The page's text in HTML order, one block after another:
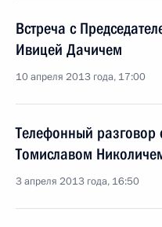
Встреча с
Ивицей Дачичем
10 апреля 2013 года, 17:00
Телефонный разговор
Томиславом
3 апреля 2013 года, 16:50